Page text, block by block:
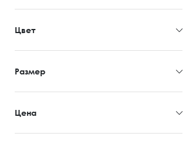
Цвет
Размер
Цена